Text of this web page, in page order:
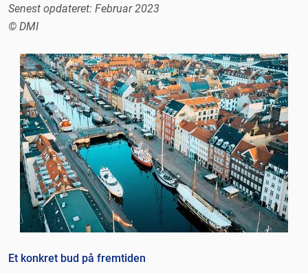
Senest opdateret: Februar 2023
© DMI
Et konkret bud på fremtiden